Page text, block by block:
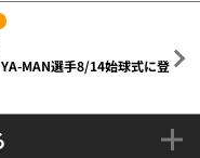
MAN選手8/14始球式に登